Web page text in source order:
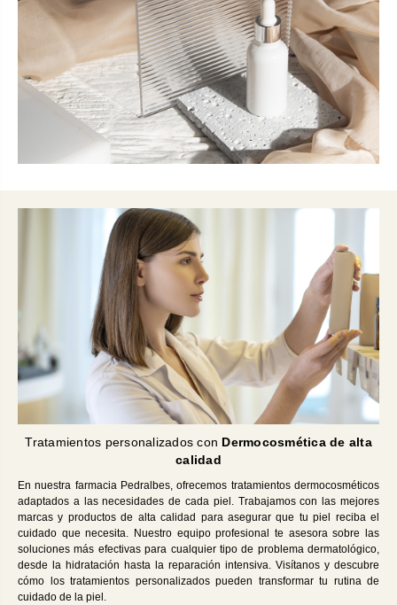
Tratamientos personalizados con Dermocosmética de alta
calidad
En nuestra farmacia Pedralbes, ofrecemos tratamientos dermocosméticos
adaptados a las necesidades de cada piel. Trabajamos con las mejores
marcas y productos de alta calidad para asegurar que tu piel reciba el
cuidado que necesita. Nuestro equipo profesional te asesora sobre las
soluciones más efectivas para cualquier tipo de problema dermatológico,
desde la hidratación hasta la reparación intensiva. Visítanos y descubre
cómo los tratamientos personalizados pueden transformar tu rutina de
cuidado de la piel.